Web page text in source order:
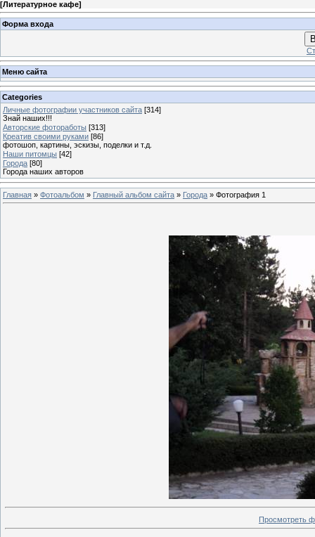
[Литературное кафе]
Форма входа
Меню сайта
Categories
Личные фотографии участников сайта [314]
Знай наших!!!
Авторские фотоработы [313]
Креатив своими руками [86]
фотошоп, картины, эскизы, поделки и т.д.
Наши питомцы [42]
Города [80]
Города наших авторов
Главная » Фотоальбом » Главный альбом сайта » Города » Фотография 1
Просмотреть